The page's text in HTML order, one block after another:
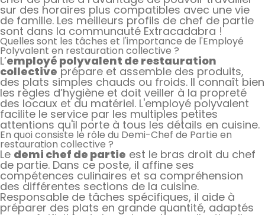
sur des horaires plus compatibles avec une vie
de famille. Les meilleurs profils de chef de partie
sont dans la communauté Extracadabra !
Quelles sont les tâches et l'importance de l'Employé
Polyvalent en restauration collective ?
L’employé polyvalent de restauration
collective prépare et assemble des produits,
des plats simples chauds ou froids. Il connaît bien
les règles d’hygiène et doit veiller à la propreté
des locaux et du matériel. L'employé polyvalent
facilite le service par les multiples petites
attentions qu'il porte à tous les détails en cuisine.
En quoi consiste le rôle du Demi-Chef de Partie en
restauration collective ?
Le demi chef de partie est le bras droit du chef
de partie. Dans ce poste, il affine ses
compétences culinaires et sa compréhension
des différentes sections de la cuisine.
Responsable de tâches spécifiques, il aide à
préparer des plats en grande quantité, adaptés